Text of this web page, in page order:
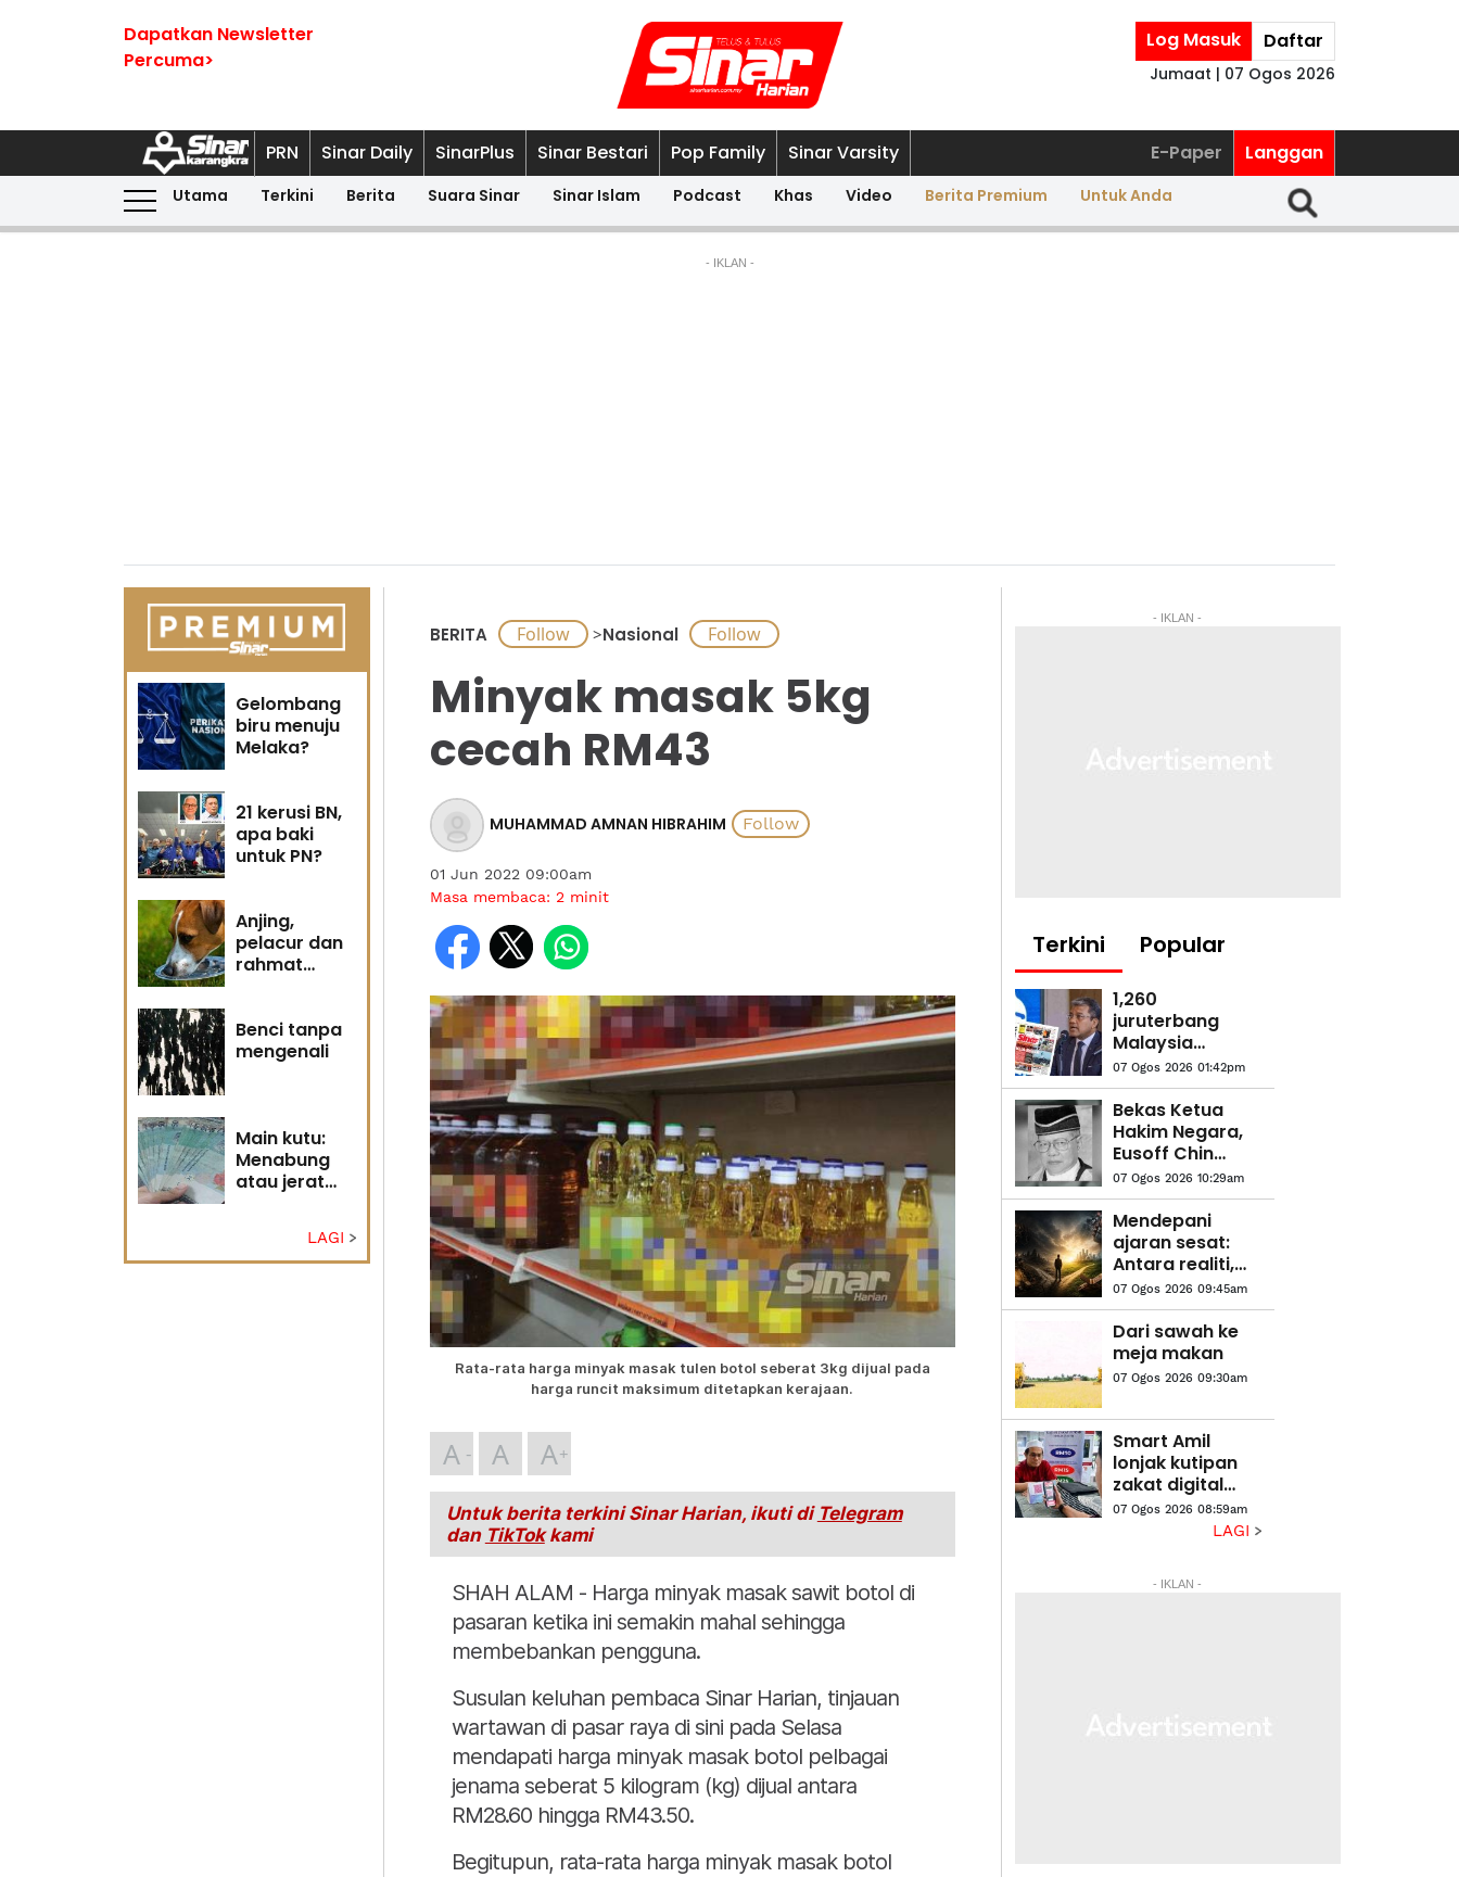
Dapatkan Newsletter
Percuma>
Log Masuk Daftar
Jumaat | 07 Ogos 2026
PRN Sinar Daily SinarPlus Sinar Bestari Pop Family Sinar Varsity E-Paper Langgan
Utama Terkini Berita Suara Sinar Sinar Islam Podcast Khas Video Berita Premium Untuk Anda
- IKLAN -
Gelombang
biru menuju
Melaka?
21 kerusi BN,
apa baki
untuk PN?
Anjing,
pelacur dan
rahmat
Benci tanpa
mengenali
Main kutu:
Menabung
atau jerat
LAGI
BERITA >Nasional
Minyak masak 5kg
cecah RM43
MUHAMMAD AMNAN HIBRAHIM
01 Jun 2022 09:00am
Masa membaca: 2 minit
Rata-rata harga minyak masak tulen botol seberat 3kg dijual pada
harga runcit maksimum ditetapkan kerajaan.
A A A
Untuk berita terkini Sinar Harian, ikuti di Telegram
dan TikTokkami
SHAH ALAM - Harga minyak masak sawit botol di
pasaran ketika ini semakin mahal sehingga
membebankan pengguna.
Susulan keluhan pembaca Sinar Harian, tinjauan
wartawan di pasar raya di sini pada Selasa
mendapati harga minyak masak botol pelbagai
jenama seberat 5 kilogram (kg) dijual antara
RM28.60 hingga RM43.50.
Begitupun, rata-rata harga minyak masak botol
- IKLAN -
Terkini Popular
1,260
juruterbang
Malaysia
Airlines jalani
saringan dadah
07 Ogos 2026 01:42pm
Bekas Ketua
Hakim Negara,
Eusoff Chin
meninggal
dunia
07 Ogos 2026 10:29am
Mendepani
ajaran sesat:
Antara realiti,
sejarah dan
cabaran zaman
moden
07 Ogos 2026 09:45am
Dari sawah ke
meja makan
07 Ogos 2026 09:30am
Smart Amil
lonjak kutipan
zakat digital
hampir 10 kali
07 Ogos 2026 08:59am
LAGI
- IKLAN -